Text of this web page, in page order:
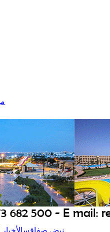
نبض صفاقس